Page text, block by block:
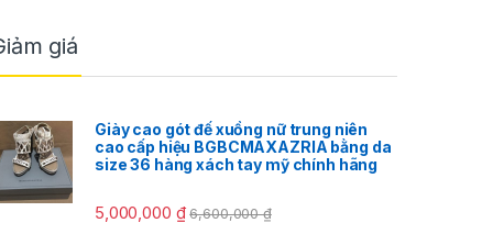
giá
Giày cao gót đế xuồng nữ trung niên
cao cấp hiệu BGBCMAXAZRIA bằng da
size 36 hàng xách tay mỹ chính hãng
5,000,000 ₫ 6,600,000₫